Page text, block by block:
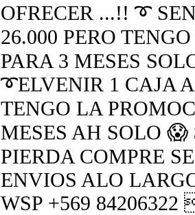
OFRECER ...!! ➰
26.000 PERO
PARA 3 MESES
➰ELVENIR 1 CAJA
TENGO LA
MESES AH SOLO 😱
PIERDA COMPRE
ENVIOS ALO
WSP +569 84206322